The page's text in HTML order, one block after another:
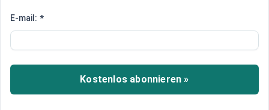
US-Börsen: Wall Street beendet
Der Dow Jones Industrial Index und der S&P 500
schlossen am Freitag nach der Veröffentlichung
des Arbeitsmarktberichts für Dezember auf
E-mail: *
Kostenlos abonnieren »